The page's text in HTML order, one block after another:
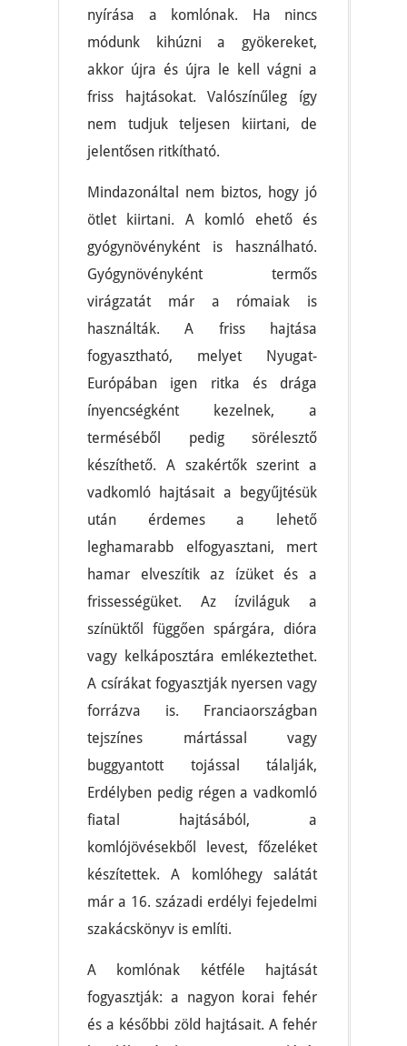
nyírása a komlónak. Ha nincs
módunk kihúzni a gyökereket,
akkor újra és újra le kell vágni a
friss hajtásokat. Valószínűleg így
nem tudjuk teljesen kiirtani, de
jelentősen ritkítható.
Mindazonáltal nem biztos, hogy jó
ötlet kiirtani. A komló ehető és
gyógynövényként is használható.
Gyógynövényként termős
virágzatát már a rómaiak is
használták. A friss hajtása
fogyasztható, melyet Nyugat-
Európában igen ritka és drága
ínyencségként kezelnek, a
terméséből pedig sörélesztő
készíthető. A szakértők szerint a
vadkomló hajtásait a begyűjtésük
után érdemes a lehető
leghamarabb elfogyasztani, mert
hamar elveszítik az ízüket és a
frissességüket. Az ízviláguk a
színüktől függően spárgára, dióra
vagy kelkáposztára emlékeztethet.
A csírákat fogyasztják nyersen vagy
forrázva is. Franciaországban
tejszínes mártással vagy
buggyantott tojással tálalják,
Erdélyben pedig régen a vadkomló
fiatal hajtásából, a
komlójövésekből levest, főzeléket
készítettek. A komlóhegy salátát
már a 16. századi erdélyi fejedelmi
szakácskönyv is említi.
A komlónak kétféle hajtását
fogyasztják: a nagyon korai fehér
és a későbbi zöld hajtásait. A fehér